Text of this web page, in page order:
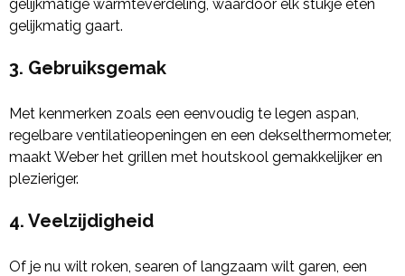
gelijkmatige warmteverdeling, waardoor elk stukje eten
gelijkmatig gaart.
3. Gebruiksgemak
Met kenmerken zoals een eenvoudig te legen aspan,
regelbare ventilatieopeningen en een dekselthermometer,
maakt Weber het grillen met houtskool gemakkelijker en
plezieriger.
4. Veelzijdigheid
Of je nu wilt roken, searen of langzaam wilt garen, een